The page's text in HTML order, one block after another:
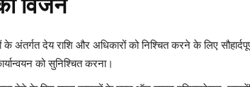
विजन
अंतर्गत देय राशि और अधिकारों को निश्चित करने के लिए
को सुनिश्चित करना।